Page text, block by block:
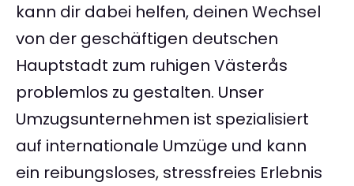
kann dir dabei helfen, deinen Wechsel
von der geschäftigen deutschen
Hauptstadt zum ruhigen Västerås
problemlos zu gestalten. Unser
Umzugsunternehmen ist spezialisiert
auf internationale Umzüge und kann
ein reibungsloses, stressfreies Erlebnis